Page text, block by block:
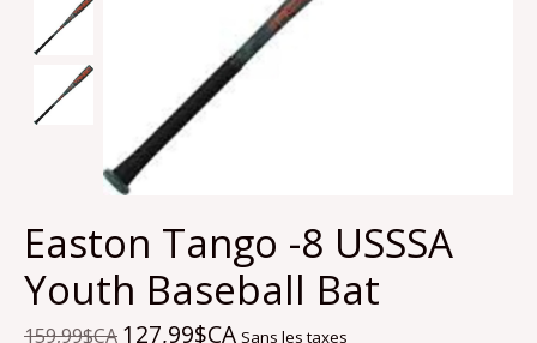
Easton Tango -8 USSSA
Youth Baseball Bat
159,99$CA 127,99$CA Sans les taxes